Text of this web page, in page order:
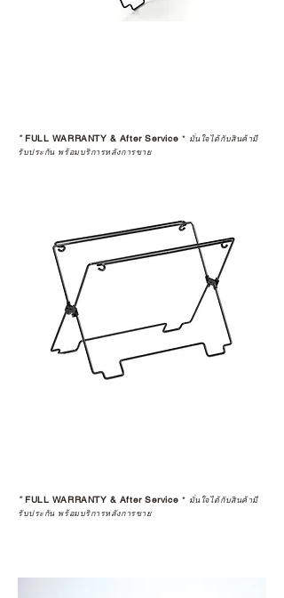
*FULL WARRANTY & After Service * มั่นใจได้กับสินค้ามี
รับประกัน พร้อมบริการหลังการขาย
*FULL WARRANTY & After Service * มั่นใจได้กับสินค้ามี
รับประกัน พร้อมบริการหลังการขาย